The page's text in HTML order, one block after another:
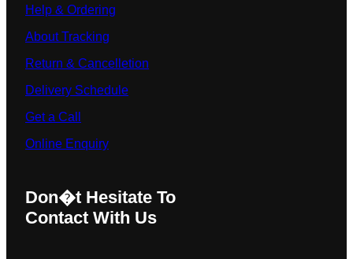
Help & Ordering
About Tracking
Return & Cancelletion
Delivery Schedule
Get a Call
Online Enquiry
Don�t Hesitate To
Contact With Us